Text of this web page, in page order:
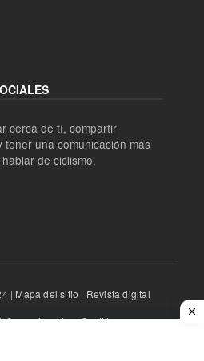
cerca de tí, compartir
tener una comunicación más
de ciclismo.
| Mapa del sitio | Revista digital
Comunicación y Gestión